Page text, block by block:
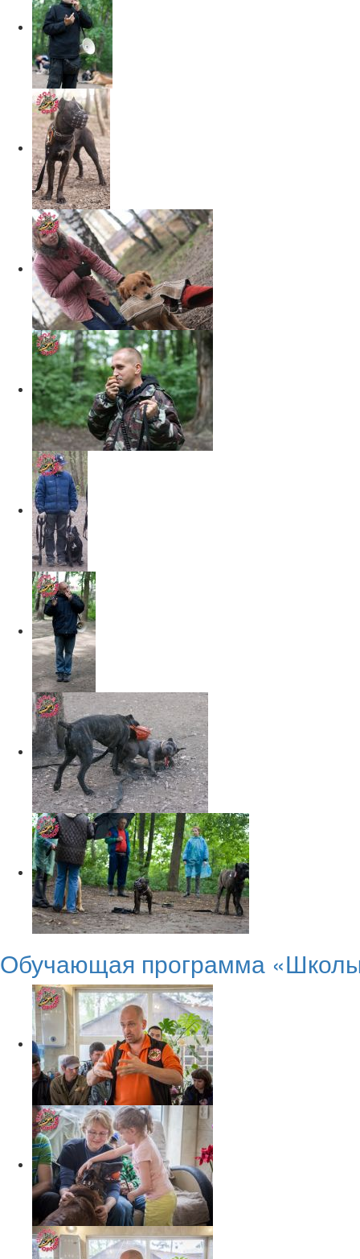
Обучающая программа